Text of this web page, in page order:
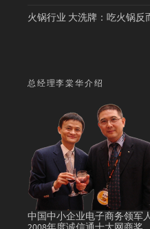
火锅行业 大洗牌：吃火锅反
总经理李棠华介绍
中国中小企业电子商务领军